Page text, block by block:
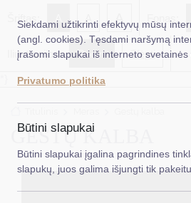
Siekdami užtikrinti efektyvų mūsų
(angl. cookies). Tęsdami naršymą
įrašomi slapukai iš interneto
Privatumo politika
Būtini slapukai
Būtini slapukai įgalina pagrindines
slapukų, juos galima išjungti tik
Šriftas: A A A Fonas:
Iliustracijos: Rodyti Slėpti
Meras
Administracija
Veiklos sritys
GESTŲ KALBA